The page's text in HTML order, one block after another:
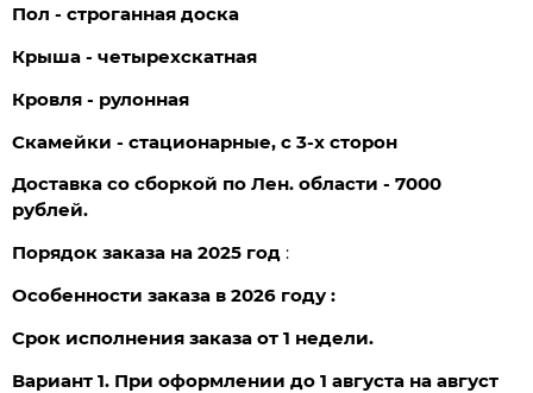
Пол - строганная доска
Крыша - четырехскатная
Кровля - рулонная
Скамейки - стационарные, с 3-х сторон
Доставка со сборкой по Лен. области - 7000
рублей.
Порядок заказа на 2025 год :
Особенности заказа в 2026 году :
Срок исполнения заказа от 1 недели.
Вариант 1. При оформлении до 1 августа на август